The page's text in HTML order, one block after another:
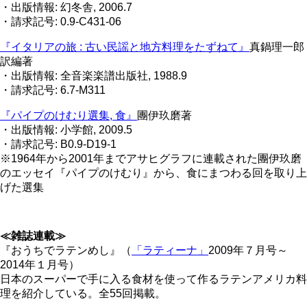
・出版情報: 幻冬舎, 2006.7
・請求記号: 0.9-C431-06
『イタリアの旅 : 古い民謡と地方料理をたずねて』 真鍋理一郎
訳編著
・出版情報: 全音楽楽譜出版社, 1988.9
・請求記号: 6.7-M311
『パイプのけむり選集, 食』
團伊玖磨著
・出版情報: 小学館, 2009.5
・請求記号: B0.9-D19-1
※1964年から2001年までアサヒグラフに連載された團伊玖磨
のエッセイ『パイプのけむり』から、食にまつわる回を取り上
げた選集
≪雑誌連載≫
『おうちでラテンめし』（
「ラティーナ」 2009年７月号～
2014年１月号）
日本のスーパーで手に入る食材を使って作るラテンアメリカ料
理を紹介している。全55回掲載。